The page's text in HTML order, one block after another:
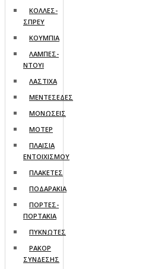
ΚΟΛΛΕΣ-
ΣΠΡΕΥ
ΚΟΥΜΠΙΑ
ΛΑΜΠΕΣ-
ΝΤΟΥΙ
ΛΑΣΤΙΧΑ
ΜΕΝΤΕΣΕΔΕΣ
ΜΟΝΩΣΕΙΣ
ΜΟΤΕΡ
ΠΛΑΙΣΙΑ
ΕΝΤΟΙΧΙΣΜΟΥ
ΠΛΑΚΕΤΕΣ
ΠΟΔΑΡΑΚΙΑ
ΠΟΡΤΕΣ-
ΠΟΡΤΑΚΙΑ
ΠΥΚΝΩΤΕΣ
ΡΑΚΟΡ
ΣΥΝΔΕΣΗΣ